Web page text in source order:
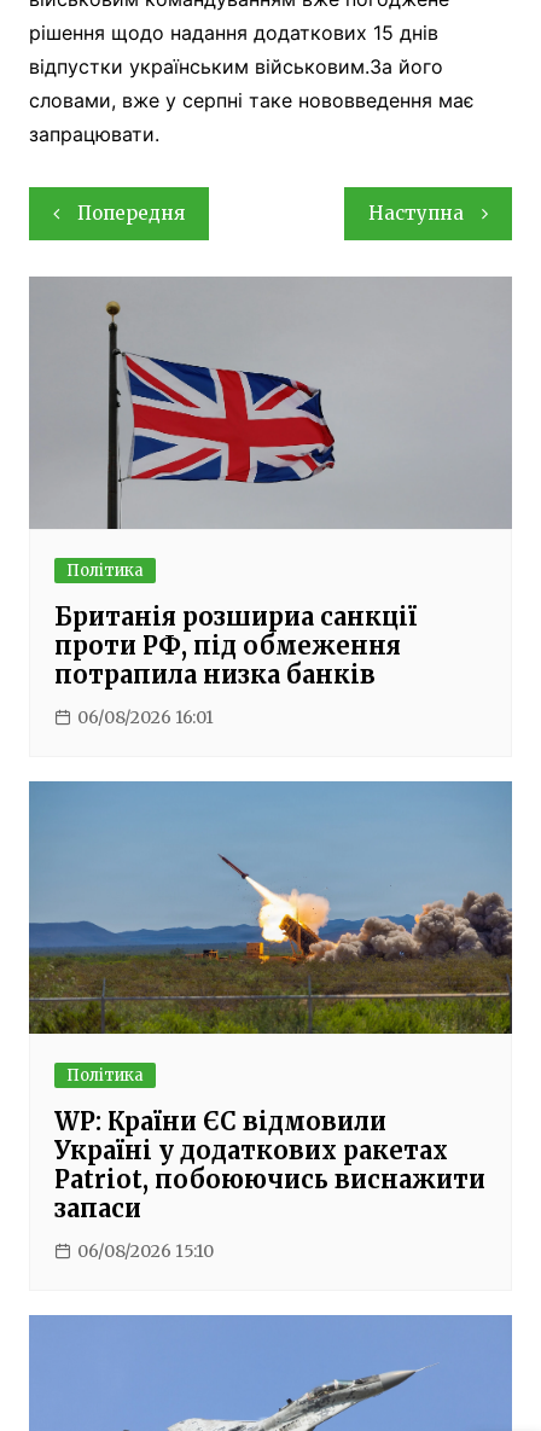
рішення щодо надання додаткових 15 днів
відпустки українським військовим.За його
словами, вже у серпні таке нововведення має
запрацювати.
Навігація
записів
Попередня Наступна
Політика
Британія розшириа санкції
проти РФ, під обмеження
потрапила низка банків
06/08/2026 16:01
Політика
WP: Країни ЄС відмовили
Україні у додаткових ракетах
Patriot, побоюючись виснажити
запаси
06/08/2026 15:10